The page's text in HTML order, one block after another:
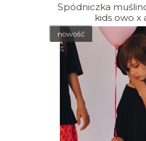
Spódniczka
kids owo x
nowość